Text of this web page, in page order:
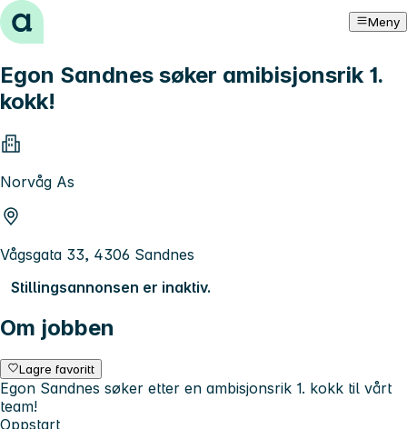
Hopp til innhold Meny
Egon Sandnes søker amibisjonsrik 1.
kokk!
Norvåg As
Vågsgata 33, 4306 Sandnes
Stillingsannonsen er inaktiv.
Om jobben
Lagre favoritt
Egon Sandnes søker etter en ambisjonsrik 1. kokk til vårt
team!
Oppstart